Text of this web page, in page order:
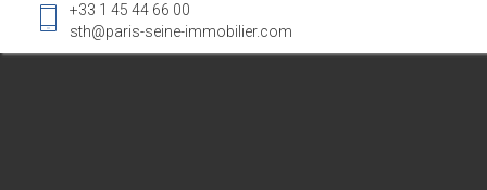
+33 1 45 44 66 00
sth@paris-seine-immobilier.com